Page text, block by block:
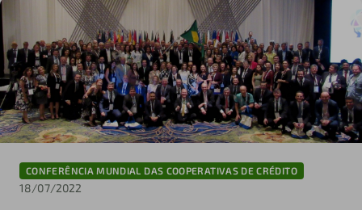
CONFERÊNCIA MUNDIAL DAS COOPERATIVAS DE CRÉDITO
18/07/2022